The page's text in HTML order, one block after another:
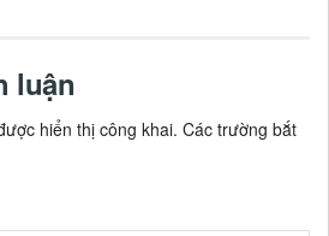
luận
hiển thị công khai. Các trường bắt